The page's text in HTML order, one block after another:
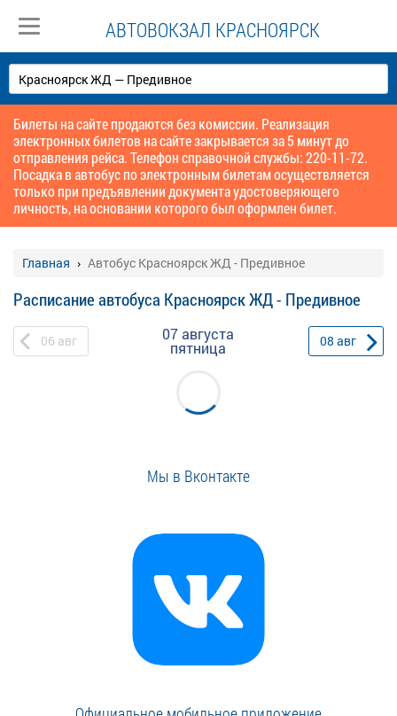
АВТОВОКЗАЛ КРАСНОЯРСК
Билеты на сайте продаются без комиссии. Реализация
электронных билетов на сайте закрывается за 5 минут до
отправления рейса. Телефон справочной службы: 220-11-72.
Посадка в автобус по электронным билетам осуществляется
только при предъявлении документа удостоверяющего
личность, на основании которого был оформлен билет.
Главная Автобус Красноярск ЖД - Предивное
Расписание автобуса Красноярск ЖД - Предивное
06 авг 07 августа
пятница 08 авг
Мы в Вконтакте